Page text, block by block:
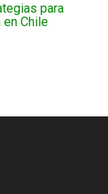
para
Chile